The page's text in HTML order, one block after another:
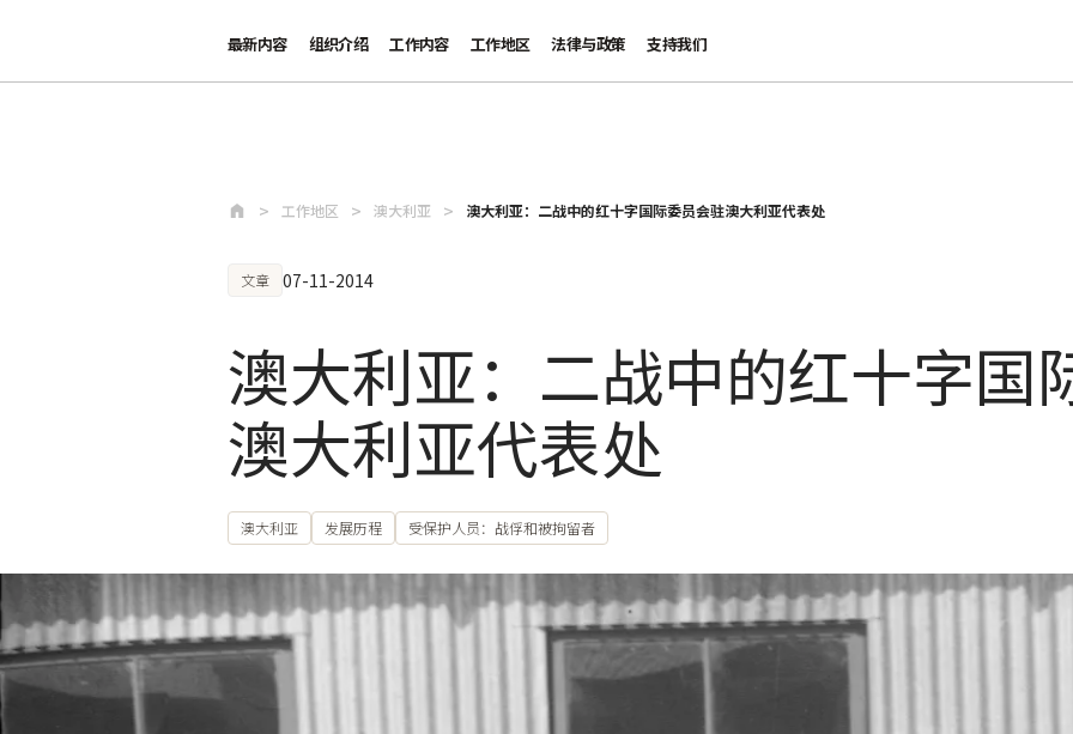
最新内容 组织介绍 工作内容 工作地区 法律与政策 支持我们
工作地区 澳大利亚 澳大利亚：二战中的红十字国际委员会驻澳大利亚代表处
文章 07-11-2014
澳大利亚：二战中的红十字国
澳大利亚代表处
澳大利亚 发展历程 受保护人员：战俘和被拘留者